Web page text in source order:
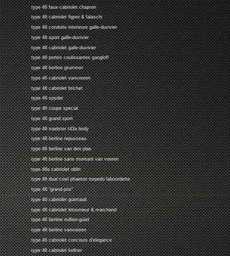
type 46 faux-cabriolet chapron
type 46 cabriolet figoni & falaschi
type 46 conduite interieure galle-duvivier
type 46 sport galle-duvivier
type 46 cabriolet galle-duvivier
type 46 portes coulissantes gangloff
type 46 berline grummer
type 46 cabriolet vanvooren
type 46 cabriolet brichet
type 46 spyder
type 46 coupe special
type 46 grand sport
type 46 roadster t43a body
type 46 berline repusseau
type 46 berline van den plas
type 46 berline sans montant van vooren
type 46s cabriolet oblin
type 46 dual cowl phaeton torpedo labourdette
type 46 "grand-prix"
type 46 cabriolet guettault
type 46 cabriolet letourneur & marchand
type 46 berline million-guiet
type 46 berline vanvooren
type 46 cabriolet concours d'elegance
type 46 cabriolet kellner